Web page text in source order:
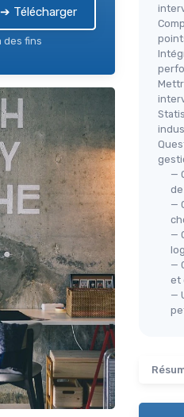
➔ Télécharger
des fins
—
—
—
—
et
—